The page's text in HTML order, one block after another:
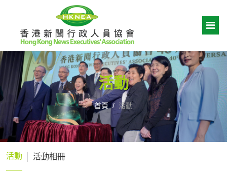
活動
首頁 活動
活動 活動相冊